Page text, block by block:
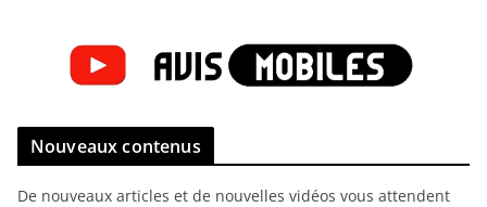
Nouveaux contenus
De nouveaux articles et de nouvelles vidéos vous attendent